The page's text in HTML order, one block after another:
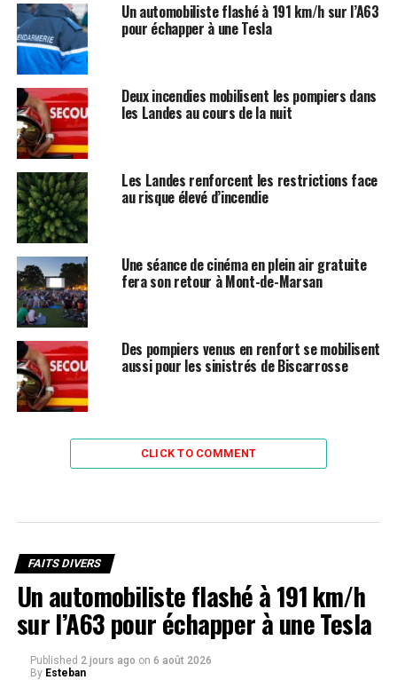
Un automobiliste flashé à 191 km/h sur l’A63
pour échapper à une Tesla
Deux incendies mobilisent les pompiers dans
les Landes au cours de la nuit
Les Landes renforcent les restrictions face
au risque élevé d’incendie
Une séance de cinéma en plein air gratuite
fera son retour à Mont-de-Marsan
Des pompiers venus en renfort se mobilisent
aussi pour les sinistrés de Biscarrosse
CLICK TO COMMENT
FAITS DIVERS
Un automobiliste flashé à 191 km/h
sur l’A63 pour échapper à une Tesla
Published 2 jours ago on 6 août 2026
By Esteban